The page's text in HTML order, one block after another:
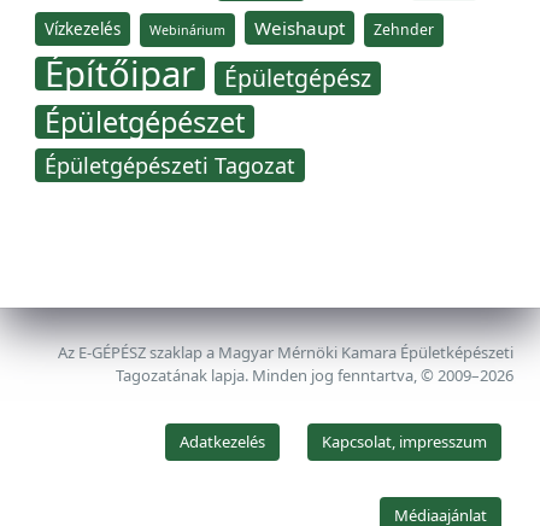
Vízkezelés Webinárium Weishaupt Zehnder
Építőipar Épületgépész
Épületgépészet
Épületgépészeti Tagozat
Az E-GÉPÉSZ szaklap a Magyar Mérnöki Kamara Épületképészeti
Tagozatának lapja. Minden jog fenntartva, © 2009–2026
Adatkezelés Kapcsolat, impresszum
Médiaajánlat